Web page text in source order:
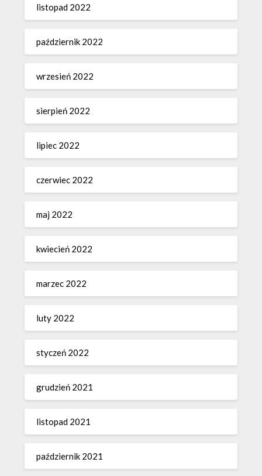
listopad 2022
październik 2022
wrzesień 2022
sierpień 2022
lipiec 2022
czerwiec 2022
maj 2022
kwiecień 2022
marzec 2022
luty 2022
styczeń 2022
grudzień 2021
listopad 2021
październik 2021